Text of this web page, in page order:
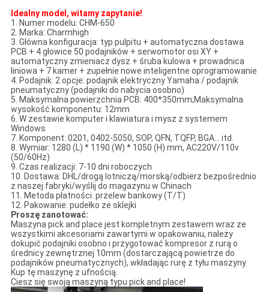
Idealny model, witamy zapytanie!
1. Numer modelu: CHM-650
2. Marka: Charmhigh
3. Główna konfiguracja: typ pulpitu + automatyczna dostawa
PCB + 4 głowice 50 podajników + serwomotor osi XY +
automatyczny zmieniacz dysz + śruba kulowa + prowadnica
liniowa + 7 kamer + zupełnie nowe inteligentne oprogramowanie
4. Podajnik: 2 opcje: podajnik elektryczny Yamaha / podajnik
pneumatyczny (podajniki do nabycia osobno)
5. Maksymalna powierzchnia PCB: 400*350mm;Maksymalna
wysokość komponentu: 12mm
6. W zestawie komputer i klawiatura i mysz z systemem
Windows
7. Komponent: 0201, 0402-5050, SOP, QFN, TQFP, BGA... itd.
8. Wymiar: 1280 (L) * 1190 (W) * 1050 (H) mm, AC220V/110v
(50/60Hz)
9. Czas realizacji: 7-10 dni roboczych
10. Dostawa: DHL/drogą lotniczą/morską/odbierz bezpośrednio
z naszej fabryki/wyślij do magazynu w Chinach
11. Metoda płatności: przelew bankowy (T/T)
12. Pakowanie: pudełko ze sklejki
Proszę zanotować:
Maszyna pick and place jest kompletnym zestawem wraz ze
wszystkimi akcesoriami zawartymi w opakowaniu, należy
dokupić podajniki osobno i przygotować kompresor z rurą o
średnicy zewnętrznej 10mm (dostarczającą powietrze do
podajników pneumatycznych), wkładając rurę z tyłu maszyny.
Kup tę maszynę z ufnością.
Ciesz się swoją maszyną typu pick and place!